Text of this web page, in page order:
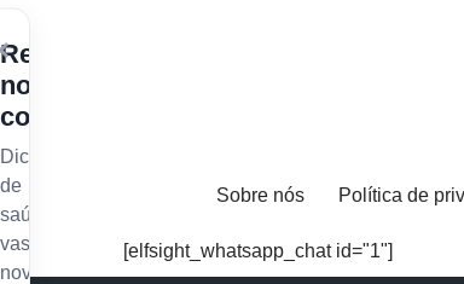
Sobre nós Política de
[elfsight_whatsapp_chat id="1"]
Receba
nossos
conteúdos
Dicas
de
saúde
vascular,
novidades